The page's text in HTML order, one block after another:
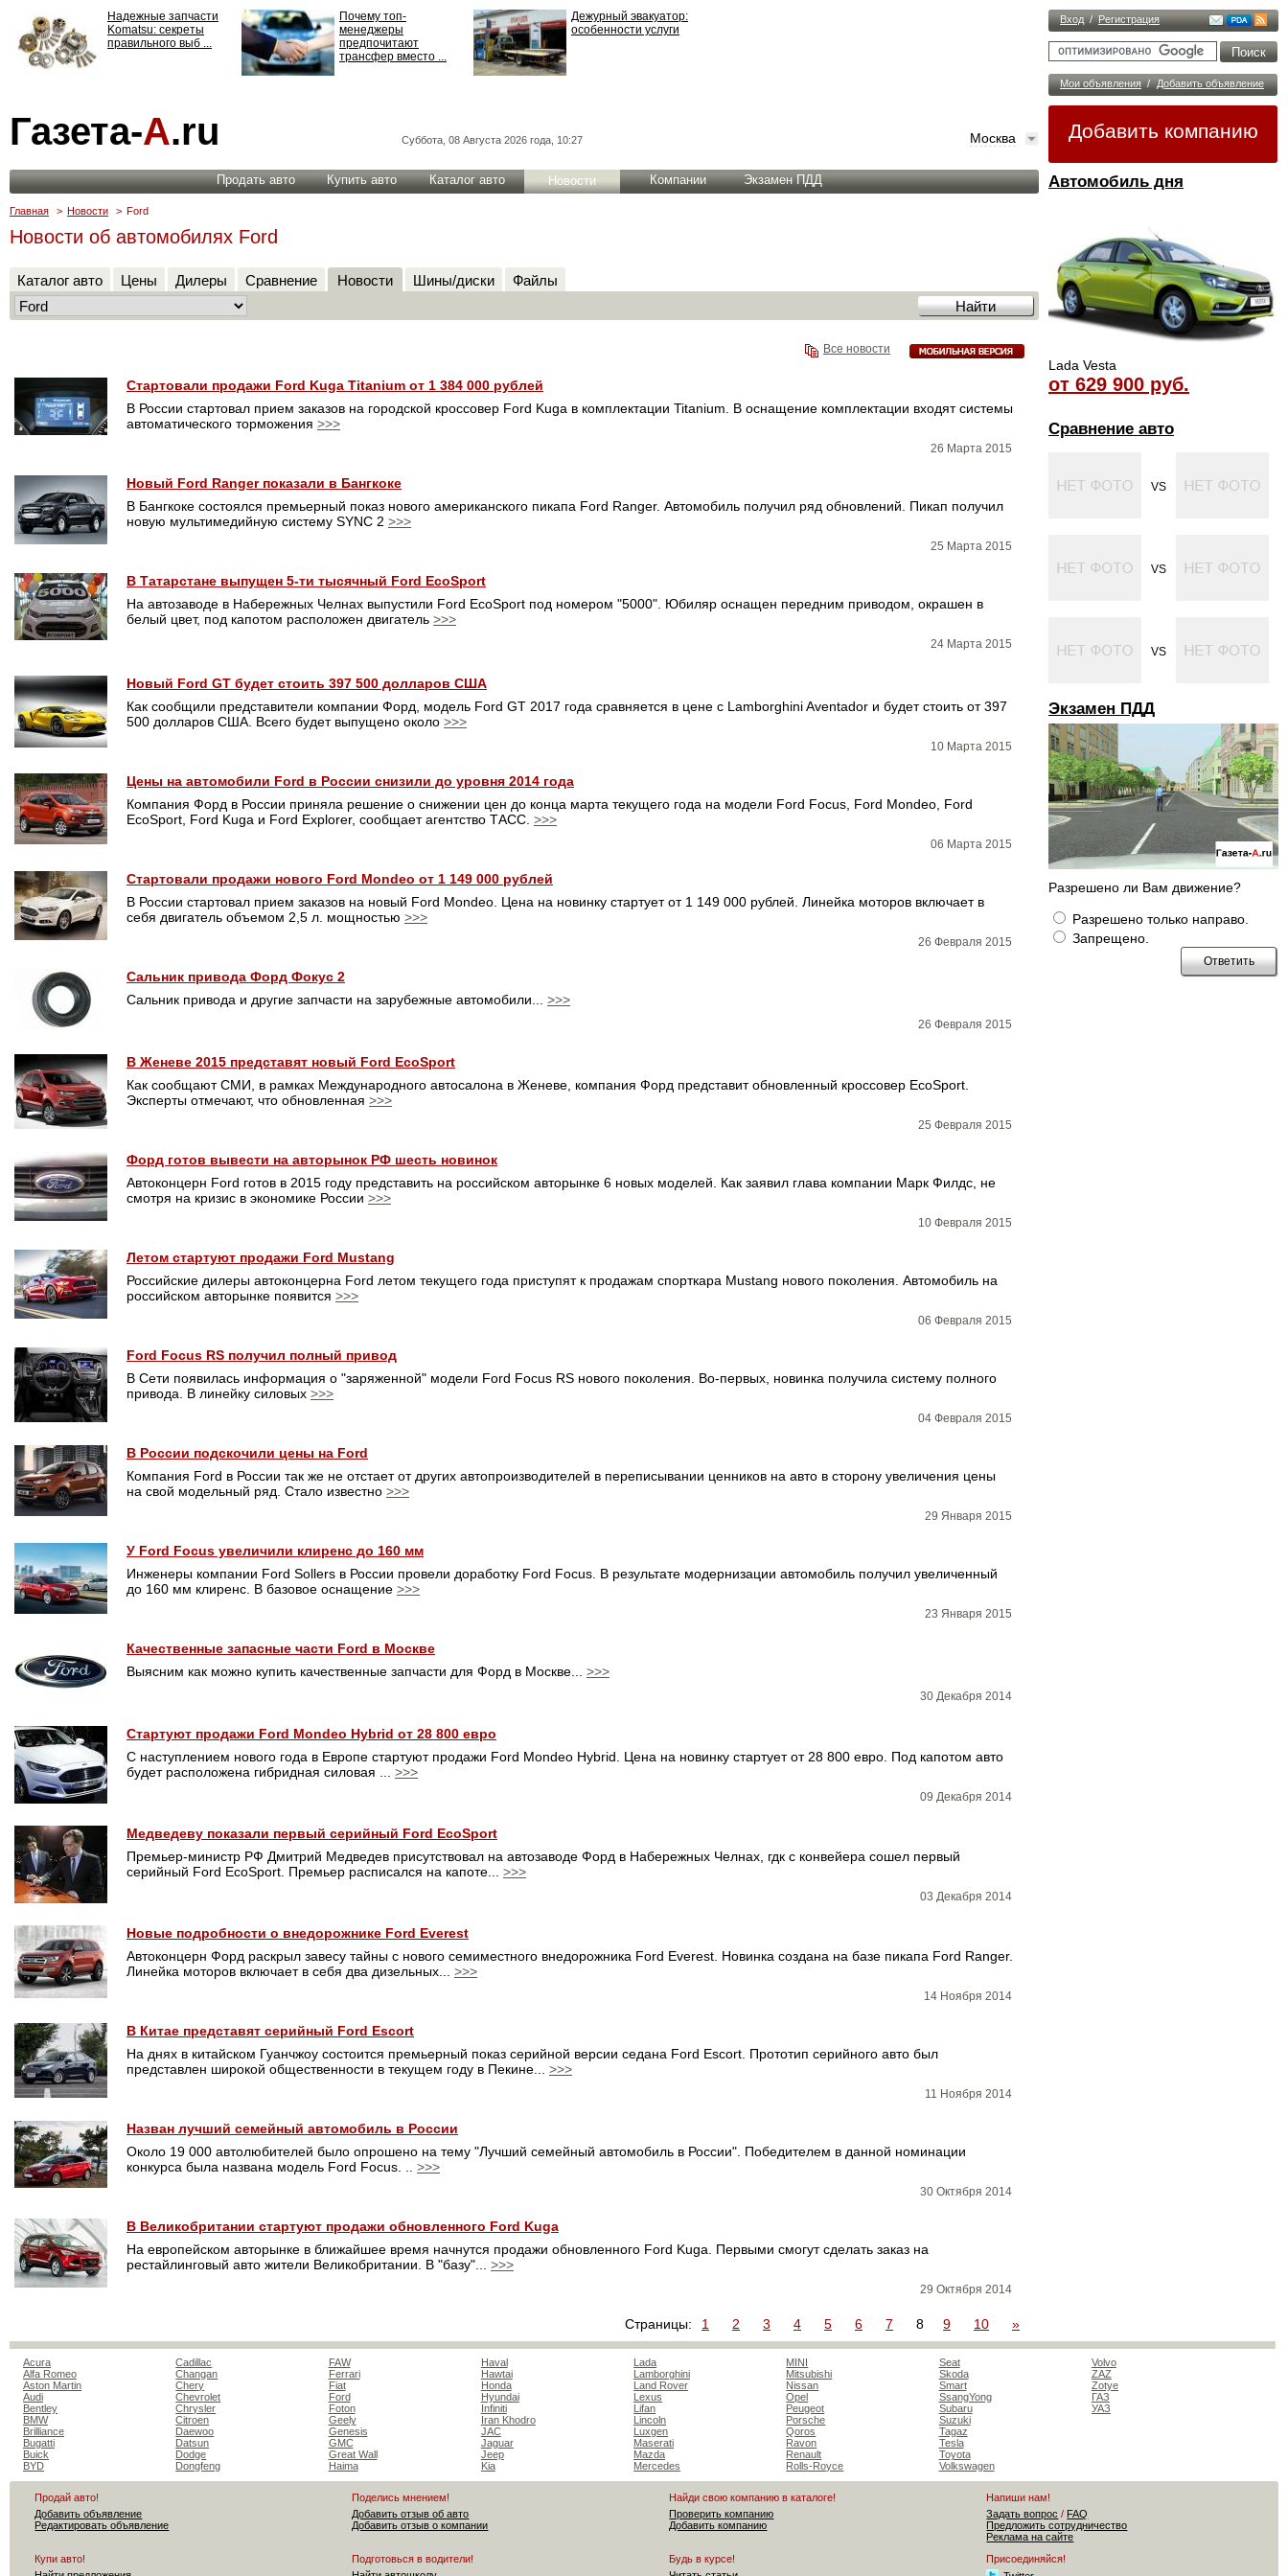
Вход / Регистрация
Мои объявления / Добавить объявление
Добавить компанию
Автомобиль дня
Lada Vesta
от 629 900 руб.
Сравнение авто
VS
VS
VS
Экзамен ПДД
Разрешено ли Вам движение?
Разрешено только направо.
Запрещено.
Надежные запчасти
Komatsu: секреты
правильного выб ...
Почему топ-
менеджеры
предпочитают
трансфер вместо ...
Дежурный эвакуатор:
особенности услуги
ответственности: все,
что нужно знать ...
Газета-А.ru Суббота, 08 Августа 2026 года, 10:27 Москва
Продать авто Купить авто Каталог авто Новости Компании Экзамен ПДД
Главная > Новости > Ford
Новости об автомобилях Ford
Каталог авто Цены Дилеры Сравнение Новости Шины/диски Файлы
Все новости
Стартовали продажи Ford Kuga Titanium от 1 384 000 рублей
В России стартовал прием заказов на городской кроссовер Ford Kuga в комплектации Titanium. В оснащение комплектации входят системы
автоматического торможения >>>
26 Марта 2015
Новый Ford Ranger показали в Бангкоке
В Бангкоке состоялся премьерный показ нового американского пикапа Ford Ranger. Автомобиль получил ряд обновлений. Пикап получил
новую мультимедийную систему SYNC 2 >>>
25 Марта 2015
В Татарстане выпущен 5-ти тысячный Ford EcoSport
На автозаводе в Набережных Челнах выпустили Ford EcoSport под номером "5000". Юбиляр оснащен передним приводом, окрашен в
белый цвет, под капотом расположен двигатель >>>
24 Марта 2015
Новый Ford GT будет стоить 397 500 долларов США
Как сообщили представители компании Форд, модель Ford GT 2017 года сравняется в цене с Lamborghini Aventador и будет стоить от 397
500 долларов США. Всего будет выпущено около >>>
10 Марта 2015
Цены на автомобили Ford в России снизили до уровня 2014 года
Компания Форд в России приняла решение о снижении цен до конца марта текущего года на модели Ford Focus, Ford Mondeo, Ford
EcoSport, Ford Kuga и Ford Explorer, сообщает агентство ТАСС. >>>
06 Марта 2015
Стартовали продажи нового Ford Mondeo от 1 149 000 рублей
В России стартовал прием заказов на новый Ford Mondeo. Цена на новинку стартует от 1 149 000 рублей. Линейка моторов включает в
себя двигатель объемом 2,5 л. мощностью >>>
26 Февраля 2015
Сальник привода Форд Фокус 2
Сальник привода и другие запчасти на зарубежные автомобили... >>>
26 Февраля 2015
В Женеве 2015 представят новый Ford EcoSport
Как сообщают СМИ, в рамках Международного автосалона в Женеве, компания Форд представит обновленный кроссовер EcoSport.
Эксперты отмечают, что обновленная >>>
25 Февраля 2015
Форд готов вывести на авторынок РФ шесть новинок
Автоконцерн Ford готов в 2015 году представить на российском авторынке 6 новых моделей. Как заявил глава компании Марк Филдс, не
смотря на кризис в экономике России >>>
10 Февраля 2015
Летом стартуют продажи Ford Mustang
Российские дилеры автоконцерна Ford летом текущего года приступят к продажам спорткара Mustang нового поколения. Автомобиль на
российском авторынке появится >>>
06 Февраля 2015
Ford Focus RS получил полный привод
В Сети появилась информация о "заряженной" модели Ford Focus RS нового поколения. Во-первых, новинка получила систему полного
привода. В линейку силовых >>>
04 Февраля 2015
В России подскочили цены на Ford
Компания Ford в России так же не отстает от других автопроизводителей в переписывании ценников на авто в сторону увеличения цены
на свой модельный ряд. Стало известно >>>
29 Января 2015
У Ford Focus увеличили клиренс до 160 мм
Инженеры компании Ford Sollers в России провели доработку Ford Focus. В результате модернизации автомобиль получил увеличенный
до 160 мм клиренс. В базовое оснащение >>>
23 Января 2015
Качественные запасные части Ford в Москве
Выясним как можно купить качественные запчасти для Форд в Москве... >>>
30 Декабря 2014
Стартуют продажи Ford Mondeo Hybrid от 28 800 евро
С наступлением нового года в Европе стартуют продажи Ford Mondeo Hybrid. Цена на новинку стартует от 28 800 евро. Под капотом авто
будет расположена гибридная силовая ... >>>
09 Декабря 2014
Медведеву показали первый серийный Ford EcoSport
Премьер-министр РФ Дмитрий Медведев присутствовал на автозаводе Форд в Набережных Челнах, гдк с конвейера сошел первый
серийный Ford EcoSport. Премьер расписался на капоте... >>>
03 Декабря 2014
Новые подробности о внедорожнике Ford Everest
Автоконцерн Форд раскрыл завесу тайны с нового семиместного внедорожника Ford Everest. Новинка создана на базе пикапа Ford Ranger.
Линейка моторов включает в себя два дизельных... >>>
14 Ноября 2014
В Китае представят серийный Ford Escort
На днях в китайском Гуанчжоу состоится премьерный показ серийной версии седана Ford Escort. Прототип серийного авто был
представлен широкой общественности в текущем году в Пекине... >>>
11 Ноября 2014
Назван лучший семейный автомобиль в России
Около 19 000 автолюбителей было опрошено на тему "Лучший семейный автомобиль в России". Победителем в данной номинации
конкурса была названа модель Ford Focus. .. >>>
30 Октября 2014
В Великобритании стартуют продажи обновленного Ford Kuga
На европейском авторынке в ближайшее время начнутся продажи обновленного Ford Kuga. Первыми смогут сделать заказ на
рестайлинговый авто жители Великобритании. В "базу"... >>>
29 Октября 2014
Страницы: 1 2 3 4 5 6 7 8 9 10 »
Acura
Alfa Romeo
Aston Martin
Audi
Bentley
BMW
Brilliance
Bugatti
Buick
BYD
Cadillac
Changan
Chery
Chevrolet
Chrysler
Citroen
Daewoo
Datsun
Dodge
Dongfeng
FAW
Ferrari
Fiat
Ford
Foton
Geely
Genesis
GMC
Great Wall
Haima
Haval
Hawtai
Honda
Hyundai
Infiniti
Iran Khodro
JAC
Jaguar
Jeep
Kia
Lada
Lamborghini
Land Rover
Lexus
Lifan
Lincoln
Luxgen
Maserati
Mazda
Mercedes
MINI
Mitsubishi
Nissan
Opel
Peugeot
Porsche
Qoros
Ravon
Renault
Rolls-Royce
Seat
Skoda
Smart
SsangYong
Subaru
Suzuki
Tagaz
Tesla
Toyota
Volkswagen
Volvo
ZAZ
Zotye
ГАЗ
УАЗ
Продай авто!
Добавить объявление
Редактировать объявление
Поделись мнением!
Добавить отзыв об авто
Добавить отзыв о компании
Найди свою компанию в каталоге!
Проверить компанию
Добавить компанию
Напиши нам!
Задать вопрос / FAQ
Предложить сотрудничество
Реклама на сайте
Купи авто!
Подготовься в водители!
Будь в курсе!
Присоединяйся!